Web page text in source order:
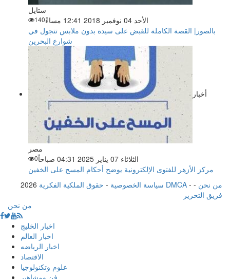
ستايل
الأحد 04 نوفمبر 2018 12:41 مساءً
140
بالصور| القصة الكاملة للقبض على سيدة بدون ملابس تتجول في
شوارع البحرين
أخبار
مصر
الثلاثاء 07 يناير 2025 04:31 صباحاً
0
مركز الأزهر للفتوى الإلكترونية يوضح أحكام المسح على الخفين
2026
سياسة الخصوصية - حقوق الملكية الفكرية DMCA - من نحن -
فريق التحرير
من نحن
اخبار الخليج
اخبار العالم
اخبار الرياضه
الاقتصاد
علوم وتكنولوجيا
فن ومشاهير